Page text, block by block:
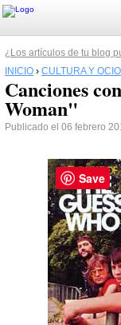
¿Los artículos de tu blog
INICIO › CULTURA Y OCIO
Canciones
Woman"
Publicado el 06 febrero
Save